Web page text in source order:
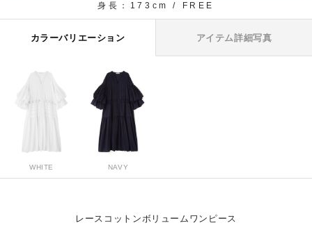
身長：173cm / FREE
カラーバリエーション アイテム詳細写真
WHITE NAVY
レースコットンボリュームワンピース